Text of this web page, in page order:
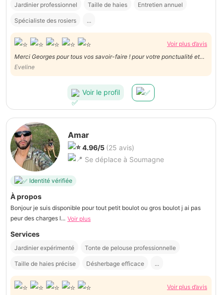
Jardinier professionnel Taille de haies Entretien annuel
Spécialiste des rosiers ...
Voir plus d’avis
Merci Georges pour tous vos savoir-faire ! pour votre ponctualité et
votre amabilité .
Eveline
Voir le profil
Amar
4.96/5 (25 avis)
Se déplace à Soumagne
Identité vérifiée
À propos
Bonjour je suis disponible pour tout petit boulot ou gros boulot j ai pas
peur des charges l... Voir plus
Services
Jardinier expérimenté Tonte de pelouse professionnelle
Taille de haies précise Désherbage efficace ...
Voir plus d’avis